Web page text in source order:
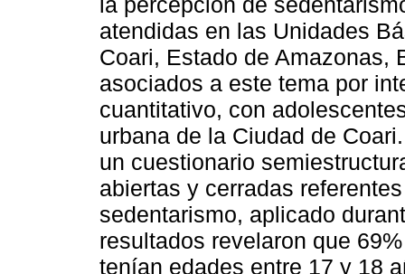
atendidas en las Unidades
Coari, Estado de Amazonas,
asociados a este tema por
cuantitativo, con
urbana de la Ciudad de
un cuestionario
abiertas y cerradas
sedentarismo, aplicado
resultados revelaron que
tenían edades entre 17 y 18